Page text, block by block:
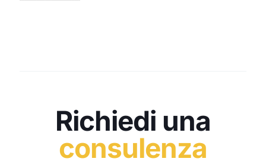
Richiedi una
consulenza